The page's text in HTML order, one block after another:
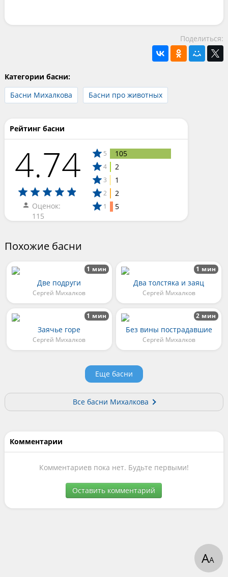
Поделиться:
Категории басни:
Басни Михалкова
Басни про животных
Рейтинг басни
4.74
Оценок:
115
5 105
4 2
3 1
2 2
1 5
Похожие басни
Две подруги
Сергей Михалков
1 мин
Два толстяка и заяц
Сергей Михалков
1 мин
Заячье горе
Сергей Михалков
1 мин
Без вины пострадавшие
Сергей Михалков
2 мин
Еще басни
Все басни Михалкова
Комментарии
Комментариев пока нет. Будьте первыми!
Оставить комментарий
АА